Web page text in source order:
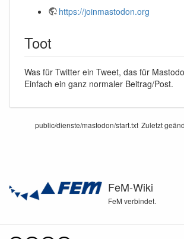
https://joinmastodon.org
Toot
Was für Twitter ein Tweet, das für
Einfach ein ganz normaler Beitrag/Post.
public/dienste/mastodon/start.txt Zuletzt
FeM-Wiki
FeM verbindet.